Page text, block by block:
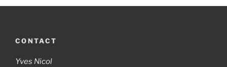
CONTACT
Yves Nicol